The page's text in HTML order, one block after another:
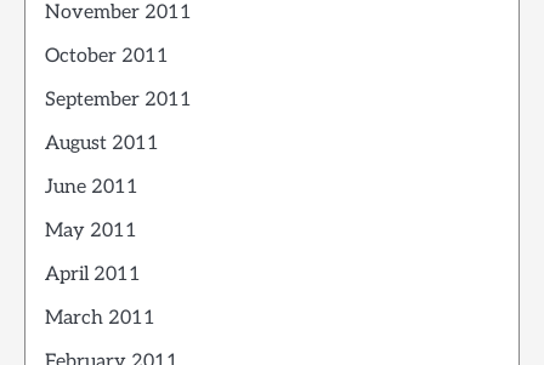
November 2011
October 2011
September 2011
August 2011
June 2011
May 2011
April 2011
March 2011